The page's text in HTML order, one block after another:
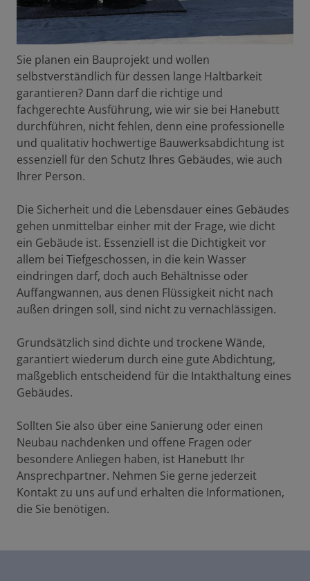
Sie planen ein Bauprojekt und wollen
selbstverständlich für dessen lange Haltbarkeit
garantieren? Dann darf die richtige und
fachgerechte Ausführung, wie wir sie bei Hanebutt
durchführen, nicht fehlen, denn eine professionelle
und qualitativ hochwertige Bauwerksabdichtung ist
essenziell für den Schutz Ihres Gebäudes, wie auch
Ihrer Person.
Die Sicherheit und die Lebensdauer eines Gebäudes
gehen unmittelbar einher mit der Frage, wie dicht
ein Gebäude ist. Essenziell ist die Dichtigkeit vor
allem bei Tiefgeschossen, in die kein Wasser
eindringen darf, doch auch Behältnisse oder
Auffangwannen, aus denen Flüssigkeit nicht nach
außen dringen soll, sind nicht zu vernachlässigen.
Grundsätzlich sind dichte und trockene Wände,
garantiert wiederum durch eine gute Abdichtung,
maßgeblich entscheidend für die Intakthaltung eines
Gebäudes.
Sollten Sie also über eine Sanierung oder einen
Neubau nachdenken und offene Fragen oder
besondere Anliegen haben, ist Hanebutt Ihr
Ansprechpartner. Nehmen Sie gerne jederzeit
Kontakt zu uns auf und erhalten die Informationen,
die Sie benötigen.